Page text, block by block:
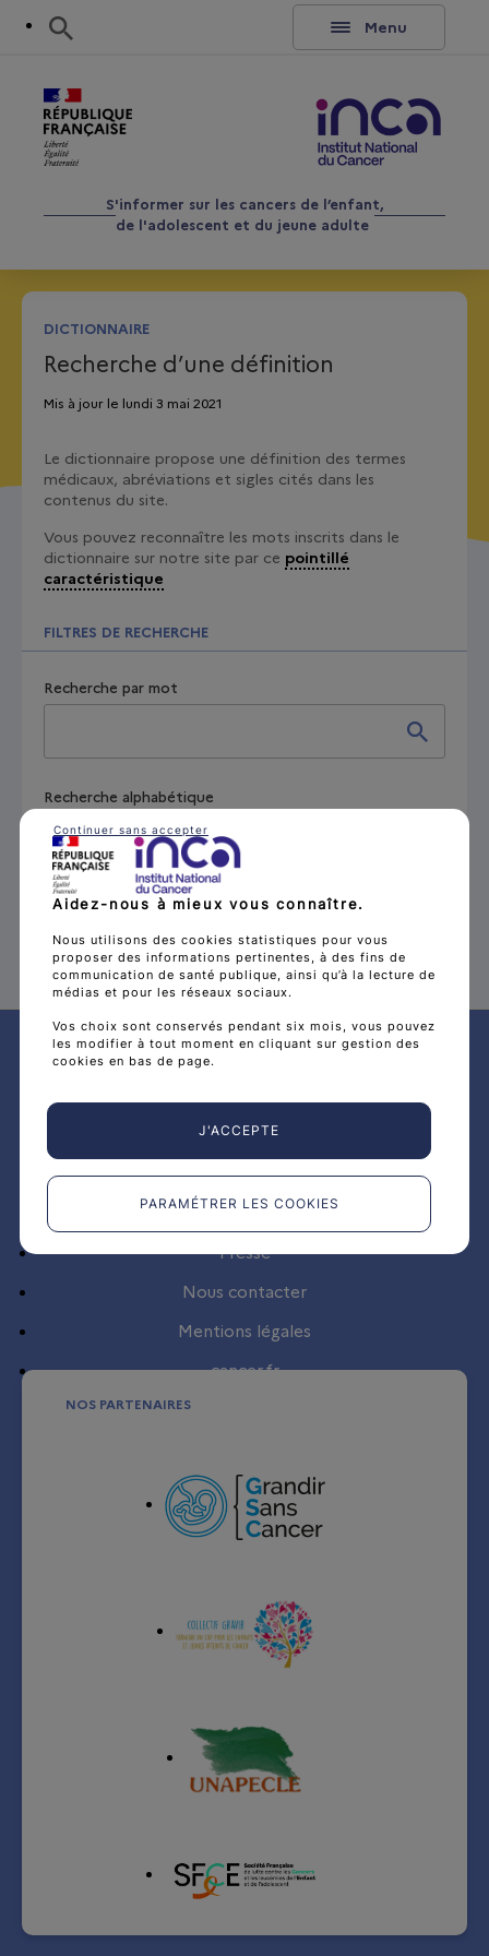
S'informer sur les cancers de l’enfant,
de l'adolescent et du jeune adulte
Menu
DICTIONNAIRE
Recherche d’une définition
Mis à jour le lundi 3 mai 2021
Le dictionnaire propose une définition des termes
médicaux, abréviations et sigles cités dans les
contenus du site.
Vous pouvez reconnaître les mots inscrits dans le
dictionnaire sur notre site par ce pointillé
caractéristique
FILTRES DE RECHERCHE
Recherche par mot
Recherche alphabétique
A B C D E
J
L M N
T
NOS PARTENAIRES
Plan du site
Politique de protection des données à caractère
Aide
Accessibilité
Presse
Nous contacter
Mentions légales
cancer.fr
Aidez-nous à mieux vous connaître.
Nous utilisons des cookies statistiques pour vous
proposer des informations pertinentes, à des fins de
communication de santé publique, ainsi qu’à la lecture de
médias et pour les réseaux sociaux.
Vos choix sont conservés pendant six mois, vous pouvez
les modifier à tout moment en cliquant sur gestion des
cookies en bas de page.
J'ACCEPTE
PARAMÉTRER LES COOKIES
Continuer sans accepter